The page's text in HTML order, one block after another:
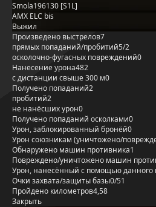
Smola196130 [S1L]
AMX ELC bis
Выжил
Произведено выстрелов7
прямых попаданий/пробитий5/2
осколочно-фугасных повреждений0
Нанесение урона482
с дистанции свыше 300 м0
Получено попаданий2
пробитий2
не нанёсших урон0
Получено попаданий осколками0
Урон, заблокированный бронёй0
Урон союзникам (уничтожено/
Обнаружено машин противника1
Повреждено/уничтожено машин
Урон, нанесённый с помощью данного
Очки захвата/защиты базы0/51
Пройдено километров4,58
Закрыть